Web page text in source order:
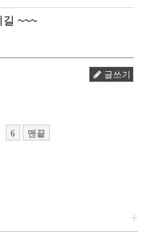
길 ~~~
글쓰기
6 맨끝
+